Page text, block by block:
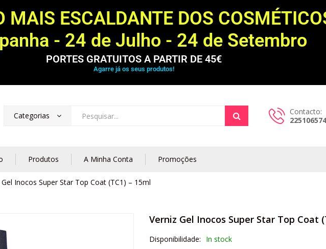
MAIS ESCALDANTE DOS
- 24 de Julho - 24 de Setembro
PORTES GRATUITOS A PARTIR DE 45€
Agarre já os seus produtos!
Categorias
Contacto:
225106574
Produtos A Minha Conta Promoções
Gel Inocos Super Star Top Coat (TC1) – 15ml
Verniz Gel Inocos Super Star Top Coat
Disponibilidade: In stock